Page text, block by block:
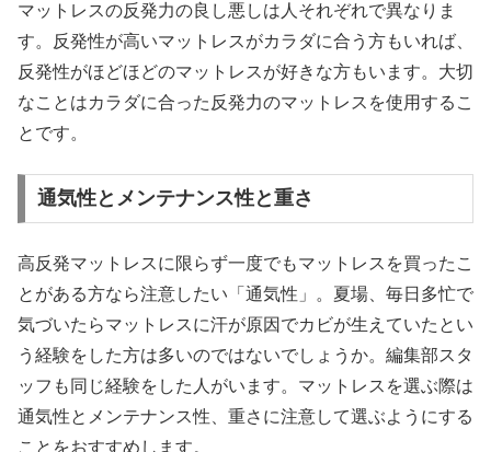
マットレスの反発力の良し悪しは人それぞれで異なりま
す。反発性が高いマットレスがカラダに合う方もいれば、
反発性がほどほどのマットレスが好きな方もいます。大切
なことはカラダに合った反発力のマットレスを使用するこ
とです。
通気性とメンテナンス性と重さ
高反発マットレスに限らず一度でもマットレスを買ったこ
とがある方なら注意したい「通気性」。夏場、毎日多忙で
気づいたらマットレスに汗が原因でカビが生えていたとい
う経験をした方は多いのではないでしょうか。編集部スタ
ッフも同じ経験をした人がいます。マットレスを選ぶ際は
通気性とメンテナンス性、重さに注意して選ぶようにする
ことをおすすめします。